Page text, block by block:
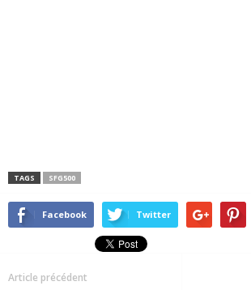
TAGS SFG500
Facebook Twitter
Article précédent